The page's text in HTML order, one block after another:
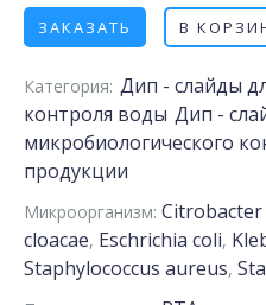
ЗАКАЗАТЬ В
Категория: Дип - слайды
контроля воды Дип -
микробиологического
продукции
Микроорганизм:
cloacae, Eschrichia coli,
Staphylococcus aureus,